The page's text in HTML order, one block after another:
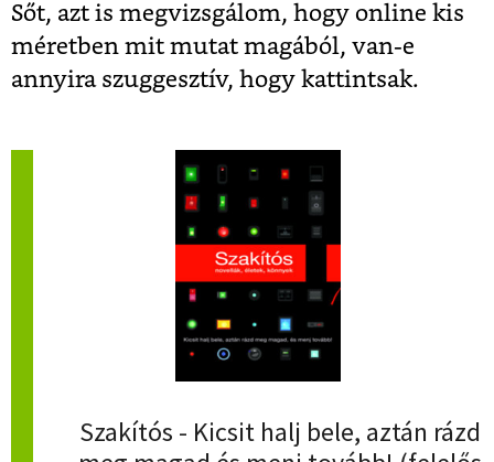
Sőt, azt is megvizsgálom, hogy online kis
méretben mit mutat magából, van-e
annyira szuggesztív, hogy kattintsak.
Szakítós - Kicsit halj bele, aztán rázd